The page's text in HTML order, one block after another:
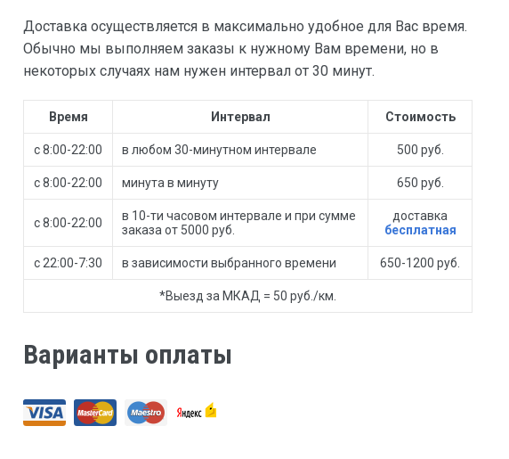
Доставка осуществляется в максимально удобное для Вас время.
Обычно мы выполняем заказы к нужному Вам времени, но в
некоторых случаях нам нужен интервал от 30 минут.
Время Интервал Стоимость
с 8:00-22:00 в любом 30-минутном интервале 500 руб.
с 8:00-22:00 минута в минуту 650 руб.
с 8:00-22:00
в 10-ти часовом интервале и при сумме
заказа от 5000 руб.
доставка
бесплатная
с 22:00-7:30 в зависимости выбранного времени 650-1200 руб.
*Выезд за МКАД = 50 руб./км.
Варианты оплаты